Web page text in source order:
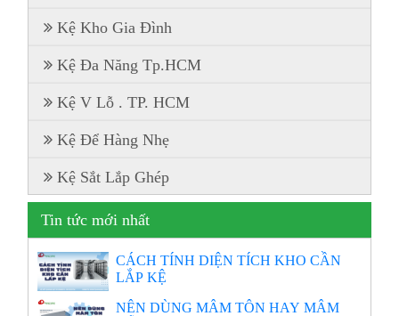
Kệ Kho Gia Đình
Kệ Đa Năng Tp.HCM
Kệ V Lỗ . TP. HCM
Kệ Để Hàng Nhẹ
Kệ Sắt Lắp Ghép
Tin tức mới nhất
CÁCH TÍNH DIỆN TÍCH KHO CẦN
LẮP KỆ
NÊN DÙNG MÂM TÔN HAY MÂM